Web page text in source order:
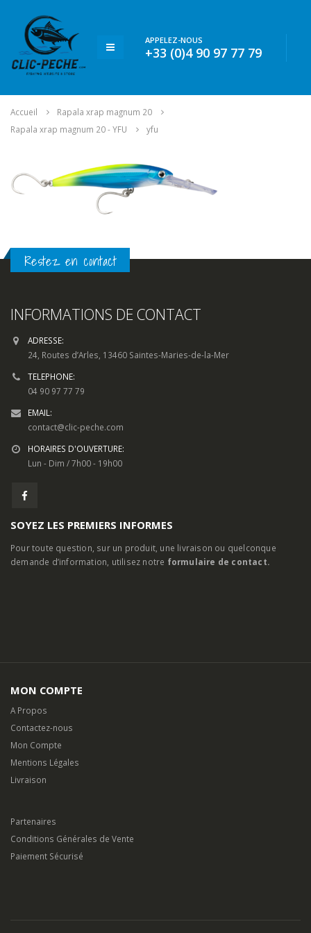
APPELEZ-NOUS
+33 (0)4 90 97 77 79
Accueil
Rapala xrap magnum 20
Rapala xrap magnum 20 - YFU
yfu
Restez en contact
INFORMATIONS DE CONTACT
ADRESSE:
24, Routes d’Arles, 13460 Saintes-Maries-de-la-Mer
TELEPHONE:
04 90 97 77 79
EMAIL:
contact@clic-peche.com
HORAIRES D'OUVERTURE:
Lun - Dim / 7h00 - 19h00
SOYEZ LES PREMIERS INFORMES
Pour toute question, sur un produit, une livraison ou quelconque
demande d’information, utilisez notre formulaire de contact.
MON COMPTE
A Propos
Contactez-nous
Mon Compte
Mentions Légales
Livraison
Partenaires
Conditions Générales de Vente
Paiement Sécurisé